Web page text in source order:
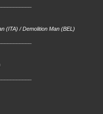
(ITA) / Demolition Man (BEL)